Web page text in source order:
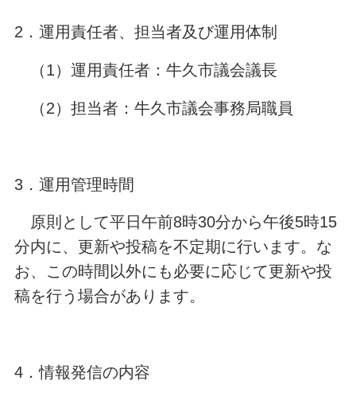
2．運用責任者、担当者及び運用体制
（1）運用責任者：牛久市議会議長
（2）担当者：牛久市議会事務局職員
3．運用管理時間
原則として平日午前8時30分から午後5時15
分内に、更新や投稿を不定期に行います。な
お、この時間以外にも必要に応じて更新や投
稿を行う場合があります。
4．情報発信の内容